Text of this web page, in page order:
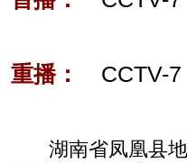
重播：
CCTV-
湖南省凤凰县地